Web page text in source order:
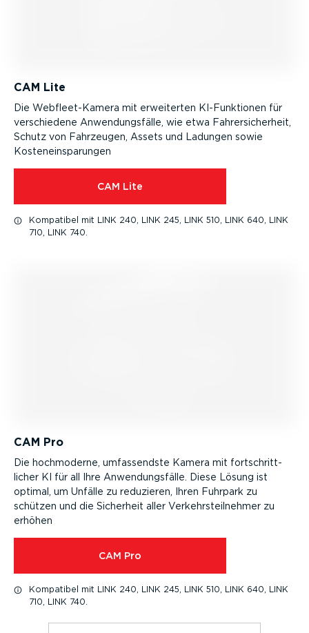
CAM Lite
Die Webfleet-Kamera mit erweiterten KI-Funk­tionen für
verschiedene Anwen­dungs­fälle, wie etwa Fahrer­si­cherheit,
Schutz von Fahrzeugen, Assets und Ladungen sowie
Kosten­ein­spa­rungen
CAM Lite
Kompatibel mit LINK 240, LINK 245, LINK 510, LINK 640, LINK
710, LINK 740.
CAM Pro
Die hochmoderne, umfas­sendste Kamera mit fortschritt­
licher KI für all Ihre Anwen­dungs­fälle. Diese Lösung ist
optimal, um Unfälle zu reduzieren, Ihren Fuhrpark zu
schützen und die Sicherheit aller Verkehrs­teil­nehmer zu
erhöhen
CAM Pro
Kompatibel mit LINK 240, LINK 245, LINK 510, LINK 640, LINK
710, LINK 740.